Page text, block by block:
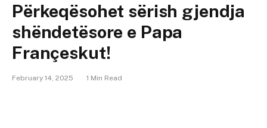
Përkeqësohet sërish gjendja
shëndetësore e Papa
Françeskut!
February 14, 2025 1 Min Read